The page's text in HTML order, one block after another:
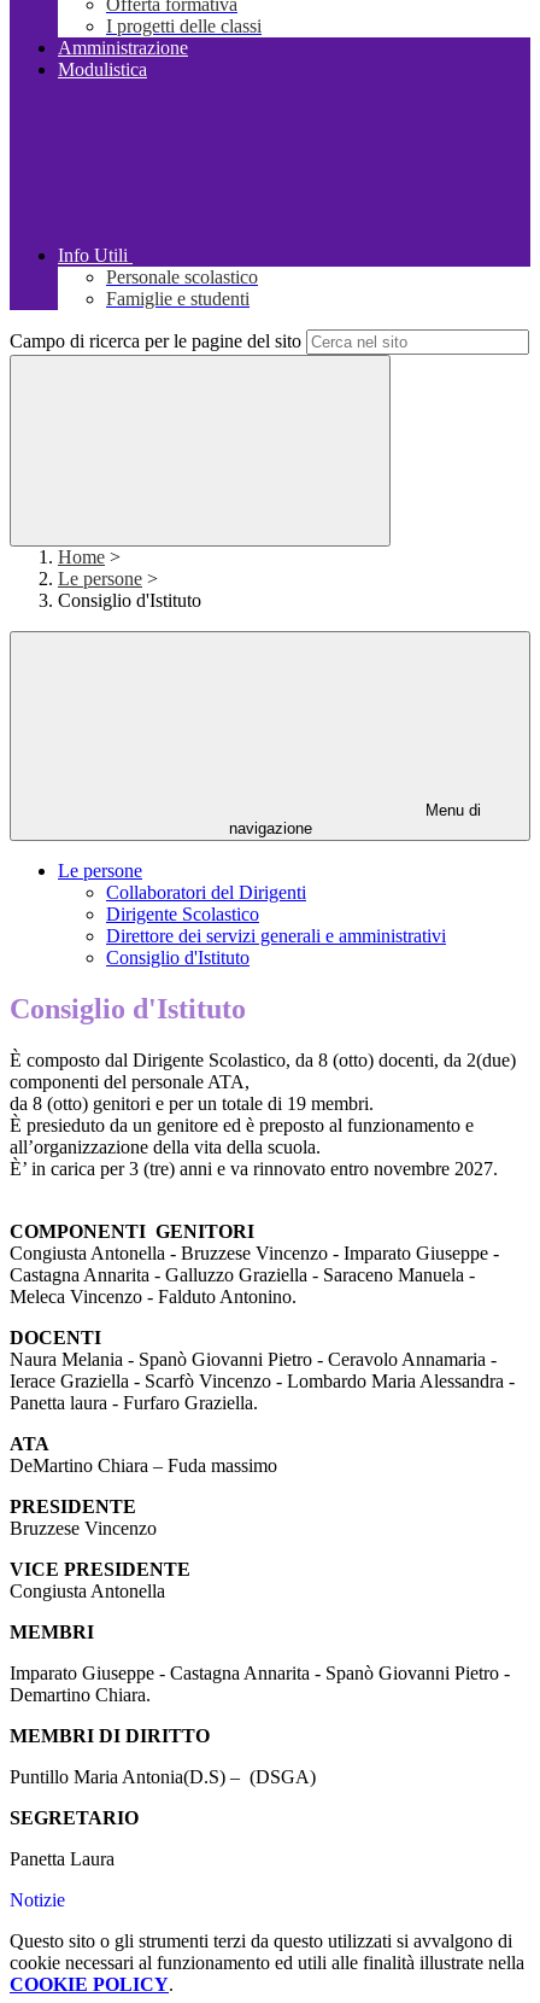
Offerta formativa
I progetti delle classi
Amministrazione
Modulistica
Info Utili
Personale scolastico
Famiglie e studenti
Campo di ricerca per le pagine del sito
Home >
Le persone >
Consiglio d'Istituto
Menu di
navigazione
Le persone
Collaboratori del Dirigenti
Dirigente Scolastico
Direttore dei servizi generali e amministrativi
Consiglio d'Istituto
Consiglio d'Istituto
È composto dal Dirigente Scolastico, da 8 (otto) docenti, da 2(due)
componenti del personale ATA,
da 8 (otto) genitori e per un totale di 19 membri.
È presieduto da un genitore ed è preposto al funzionamento e
all’organizzazione della vita della scuola.
È’ in carica per 3 (tre) anni e va rinnovato entro novembre 2027.
COMPONENTI GENITORI
Congiusta Antonella - Bruzzese Vincenzo - Imparato Giuseppe -
Castagna Annarita - Galluzzo Graziella - Saraceno Manuela -
Meleca Vincenzo - Falduto Antonino.
DOCENTI
Naura Melania - Spanò Giovanni Pietro - Ceravolo Annamaria -
Ierace Graziella - Scarfò Vincenzo - Lombardo Maria Alessandra -
Panetta laura - Furfaro Graziella.
ATA
DeMartino Chiara – Fuda massimo
PRESIDENTE
Bruzzese Vincenzo
VICE PRESIDENTE
Congiusta Antonella
MEMBRI
Imparato Giuseppe - Castagna Annarita - Spanò Giovanni Pietro -
Demartino Chiara.
MEMBRI DI DIRITTO
Puntillo Maria Antonia(D.S) – (DSGA)
SEGRETARIO
Panetta Laura
Notizie
Questo sito o gli strumenti terzi da questo utilizzati si avvalgono di
cookie necessari al funzionamento ed utili alle finalità illustrate nella
COOKIE POLICY.